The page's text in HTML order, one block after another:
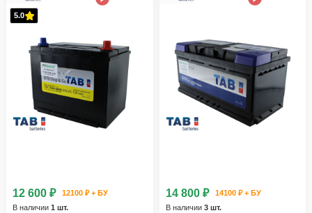
5.0
12 600 ₽
12100 ₽ + БУ
В наличии 1 шт.
14 800 ₽
14100 ₽ + БУ
В наличии 3 шт.